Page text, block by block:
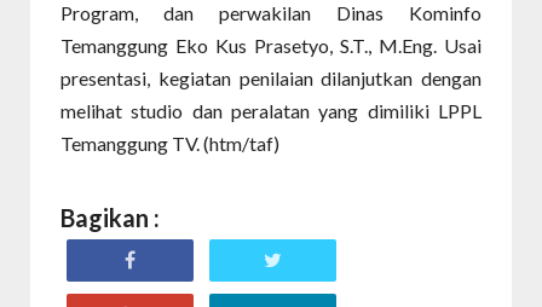
Program, dan perwakilan Dinas Kominfo
Temanggung Eko Kus Prasetyo, S.T., M.Eng. Usai
presentasi, kegiatan penilaian dilanjutkan dengan
melihat studio dan peralatan yang dimiliki LPPL
Temanggung TV. (htm/taf)
Bagikan :